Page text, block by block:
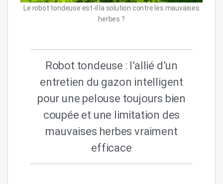
Le robot tondeuse est-il la solution contre les mauvaises
herbes ?
Robot tondeuse : l’allié d’un
entretien du gazon intelligent
pour une pelouse toujours bien
coupée et une limitation des
mauvaises herbes vraiment
efficace